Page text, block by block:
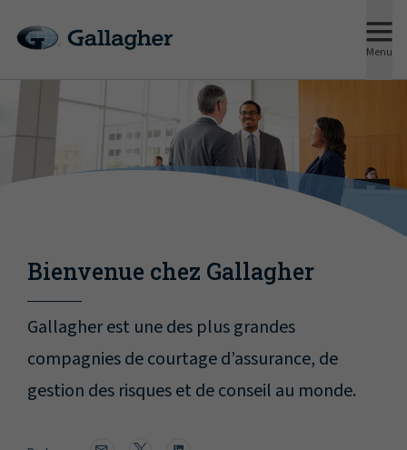
Menu
Bienvenue chez Gallagher
Gallagher est une des plus grandes
compagnies de courtage d’assurance, de
gestion des risques et de conseil au monde.